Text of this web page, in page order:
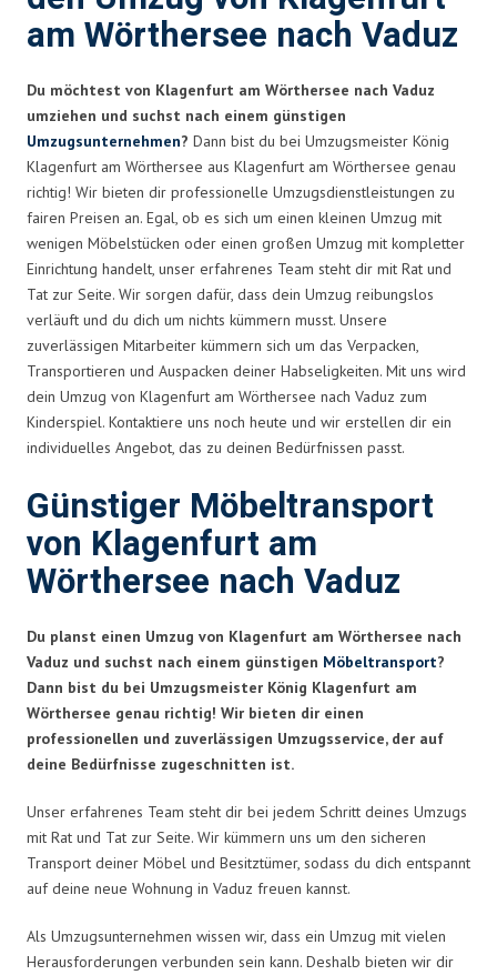
am Wörthersee nach Vaduz
Du möchtest von Klagenfurt am Wörthersee nach Vaduz
umziehen und suchst nach einem günstigen
Umzugsunternehmen? Dann bist du bei Umzugsmeister König
Klagenfurt am Wörthersee aus Klagenfurt am Wörthersee genau
richtig! Wir bieten dir professionelle Umzugsdienstleistungen zu
fairen Preisen an. Egal, ob es sich um einen kleinen Umzug mit
wenigen Möbelstücken oder einen großen Umzug mit kompletter
Einrichtung handelt, unser erfahrenes Team steht dir mit Rat und
Tat zur Seite. Wir sorgen dafür, dass dein Umzug reibungslos
verläuft und du dich um nichts kümmern musst. Unsere
zuverlässigen Mitarbeiter kümmern sich um das Verpacken,
Transportieren und Auspacken deiner Habseligkeiten. Mit uns wird
dein Umzug von Klagenfurt am Wörthersee nach Vaduz zum
Kinderspiel. Kontaktiere uns noch heute und wir erstellen dir ein
individuelles Angebot, das zu deinen Bedürfnissen passt.
Günstiger Möbeltransport
von Klagenfurt am
Wörthersee nach Vaduz
Du planst einen Umzug von Klagenfurt am Wörthersee nach
Vaduz und suchst nach einem günstigen Möbeltransport?
Dann bist du bei Umzugsmeister König Klagenfurt am
Wörthersee genau richtig! Wir bieten dir einen
professionellen und zuverlässigen Umzugsservice, der auf
deine Bedürfnisse zugeschnitten ist.
Unser erfahrenes Team steht dir bei jedem Schritt deines Umzugs
mit Rat und Tat zur Seite. Wir kümmern uns um den sicheren
Transport deiner Möbel und Besitztümer, sodass du dich entspannt
auf deine neue Wohnung in Vaduz freuen kannst.
Als Umzugsunternehmen wissen wir, dass ein Umzug mit vielen
Herausforderungen verbunden sein kann. Deshalb bieten wir dir